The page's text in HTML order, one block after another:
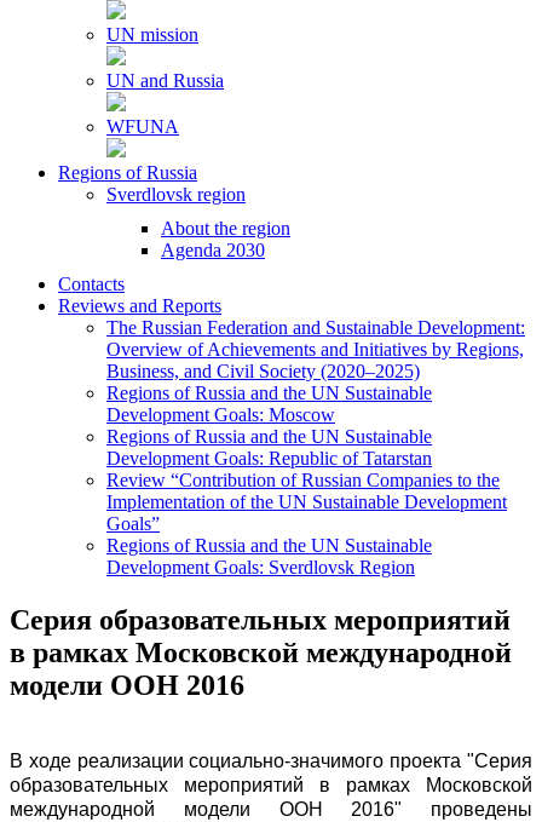
UN mission
UN and Russia
WFUNA
Regions of Russia
Sverdlovsk region
About the region
Agenda 2030
Contacts
Reviews and Reports
The Russian Federation and Sustainable Development:
Overview of Achievements and Initiatives by Regions,
Business, and Civil Society (2020–2025)
Regions of Russia and the UN Sustainable
Development Goals: Moscow
Regions of Russia and the UN Sustainable
Development Goals: Republic of Tatarstan
Review “Contribution of Russian Companies to the
Implementation of the UN Sustainable Development
Goals”
Regions of Russia and the UN Sustainable
Development Goals: Sverdlovsk Region
Серия образовательных мероприятий
в рамках Московской международной
модели ООН 2016
В ходе реализации социально-значимого проекта "Серия
образовательных мероприятий в рамках Московской
международной модели ООН 2016" проведены